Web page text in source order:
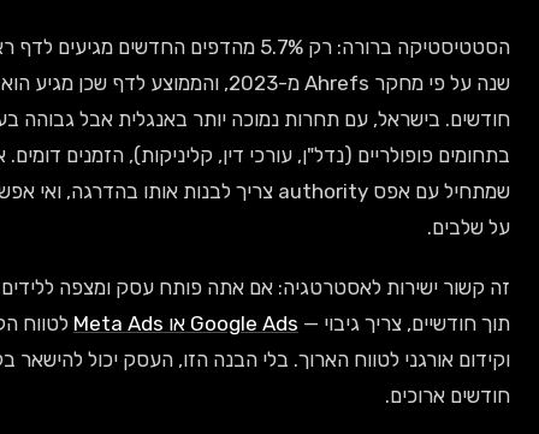
הסטטיסטיקה ברורה: רק 5.7% מהדפים החדשים מגיעים לדף ראשון תוך
שנה על פי מחקר Ahrefs מ-2023, והממוצע לדף שכן מגיע הוא 6-8
בישראל, עם תחרות נמוכה יותר באנגלית אבל גבוהה בעברית
פופולריים (נדל"ן, עורכי דין, קליניקות), הזמנים דומים. אתר
שמתחיל עם אפס authority צריך לבנות אותו בהדרגה, ואי אפשר לדלג
ישירות לאסטרטגיה: אם אתה פותח עסק ומצפה ללידים אורגניים
צריך גיבוי —Google Ads או Meta Ads
לטווח הקצר,
אורגני לטווח הארוך. בלי הבנה הזו, העסק יכול להישאר בלי תנועה
ארוכים.